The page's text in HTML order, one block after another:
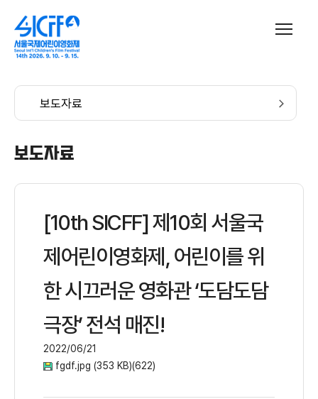
보도자료
보도자료
[10th SICFF] 제10회 서울국
제어린이영화제, 어린이를 위
한 시끄러운 영화관 ‘도담도담
극장’ 전석 매진!
2022/06/21
fgdf.jpg (353 KB)(622)